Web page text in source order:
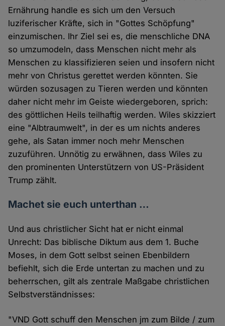
Ernährung handle es sich um den Versuch
luziferischer Kräfte, sich in "Gottes Schöpfung"
einzumischen. Ihr Ziel sei es, die menschliche DNA
so umzumodeln, dass Menschen nicht mehr als
Menschen zu klassifizieren seien und insofern nicht
mehr von Christus gerettet werden könnten. Sie
würden sozusagen zu Tieren werden und könnten
daher nicht mehr im Geiste wiedergeboren, sprich:
des göttlichen Heils teilhaftig werden. Wiles skizziert
eine "Albtraumwelt", in der es um nichts anderes
gehe, als Satan immer noch mehr Menschen
zuzuführen. Unnötig zu erwähnen, dass Wiles zu
den prominenten Unterstützern von US-Präsident
Trump zählt.
Machet sie euch unterthan …
Und aus christlicher Sicht hat er nicht einmal
Unrecht: Das biblische Diktum aus dem 1. Buche
Moses, in dem Gott selbst seinen Ebenbildern
befiehlt, sich die Erde untertan zu machen und zu
beherrschen, gilt als zentrale Maßgabe christlichen
Selbstverständnisses:
"VND Gott schuff den Menschen jm zum Bilde / zum